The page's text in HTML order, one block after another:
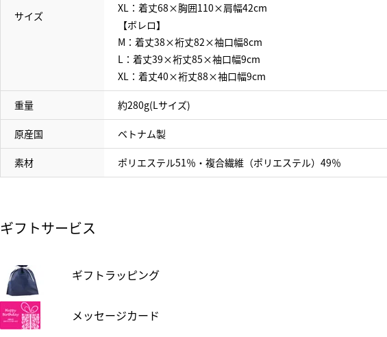
サイズ
XL：着丈68×胸囲110×肩幅42cm
【ボレロ】
M：着丈38×裄丈82×袖口幅8cm
L：着丈39×裄丈85×袖口幅9cm
XL：着丈40×裄丈88×袖口幅9cm
重量 約280g(Lサイズ)
原産国 ベトナム製
素材 ポリエステル51％・複合繊維（ポリエステル）49％
ギフトサービス
ギフトラッピング
メッセージカード